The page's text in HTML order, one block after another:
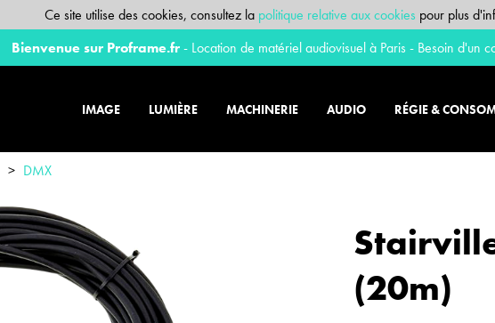
Ce site utilise des cookies, consultez la politique relative aux cookies pour plus
Bienvenue sur Proframe.fr- Location de matériel audiovisuel à Paris - Besoin d'un
IMAGE LUMIÈRE MACHINERIE AUDIO RÉGIE &
> DMX
(20m)